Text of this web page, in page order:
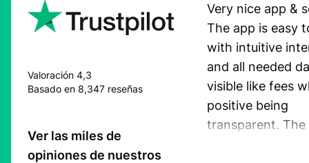
Valoración 4,3
Basado en 8,347 reseñas
Ver las miles de
opiniones de nuestros
Very nice app &
The app is easy
with intuitive
and all needed
visible like fees
positive being
transparent. The